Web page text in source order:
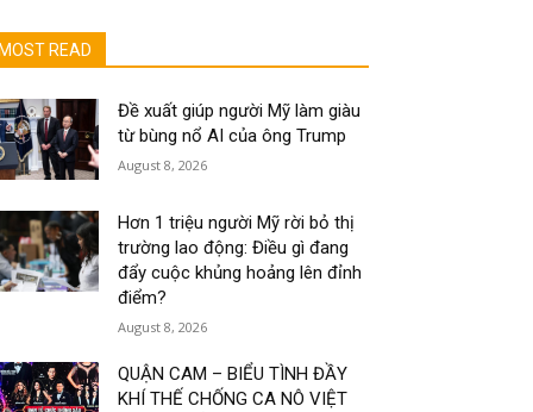
MOST READ
Đề xuất giúp người Mỹ làm giàu
từ bùng nổ AI của ông Trump
August 8, 2026
Hơn 1 triệu người Mỹ rời bỏ thị
trường lao động: Điều gì đang
đẩy cuộc khủng hoảng lên đỉnh
điểm?
August 8, 2026
QUẬN CAM – BIỂU TÌNH ĐẦY
KHÍ THẾ CHỐNG CA NÔ VIỆT